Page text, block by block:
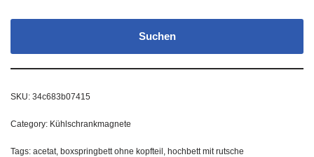
Suchen
SKU: 34c683b07415
Category: Kühlschrankmagnete
Tags: acetat boxspringbett ohne kopfteil hochbett mit rutsche